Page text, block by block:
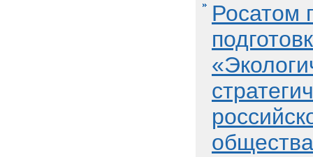
Росатом